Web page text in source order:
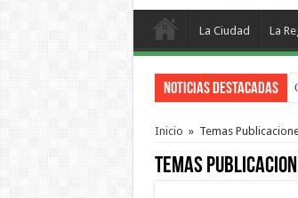
La Ciudad La
Noticias Destacadas
Inicio » Temas
Temas